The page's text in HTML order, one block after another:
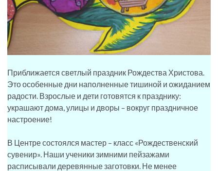
Приближается светлый праздник Рождества Христова.
Это особенные дни наполненные тишиной и ожиданием
радости. Взрослые и дети готовятся к празднику:
украшают дома, улицы и дворы – вокруг праздничное
настроение!
В Центре состоялся мастер – класс «Рождественский
сувенир». Наши ученики зимними пейзажами
расписывали деревянные заготовки. Не менее